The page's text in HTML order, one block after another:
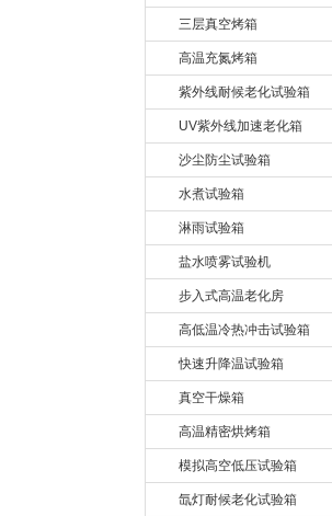
三层真空烤箱
高温充氮烤箱
紫外线耐候老化试验箱
UV紫外线加速老化箱
沙尘防尘试验箱
水煮试验箱
淋雨试验箱
盐水喷雾试验机
步入式高温老化房
高低温冷热冲击试验箱
快速升降温试验箱
真空干燥箱
高温精密烘烤箱
模拟高空低压试验箱
氙灯耐候老化试验箱